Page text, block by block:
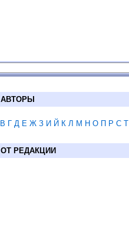
АВТОРЫ
В Г Д Е Ж З И Й К Л М Н О П Р С Т
ОТ РЕДАКЦИИ